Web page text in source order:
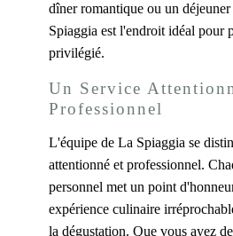
dîner romantique ou un
Spiaggia est l'endroit idéal pour
privilégié.
Un Service
Professionnel
L'équipe de La Spiaggia se
attentionné et professionnel.
personnel met un point
expérience culinaire
la dégustation. Que vous ayez